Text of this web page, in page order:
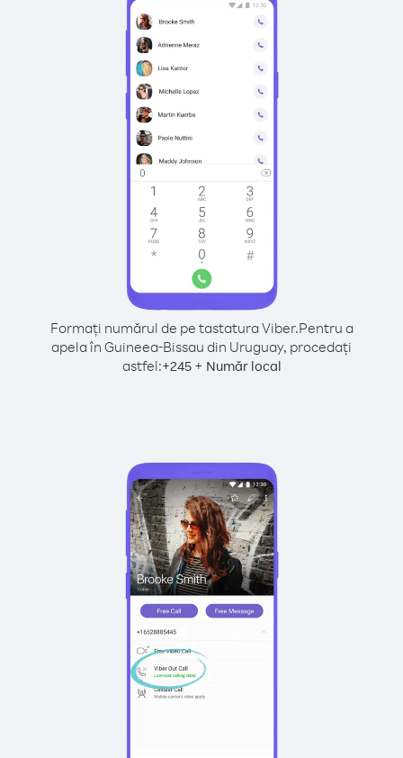
Formați numărul de pe tastatura Viber.Pentru a
apela în Guineea-Bissau din Uruguay, procedați
astfel:+245+ Număr local